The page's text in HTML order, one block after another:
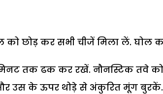
छोड़ कर सभी चीजें मिला लें. घोल
मिनट तक ढक कर रखें. नौनस्टिक तवे
उस के ऊपर थोड़े से अंकुरित मूंग